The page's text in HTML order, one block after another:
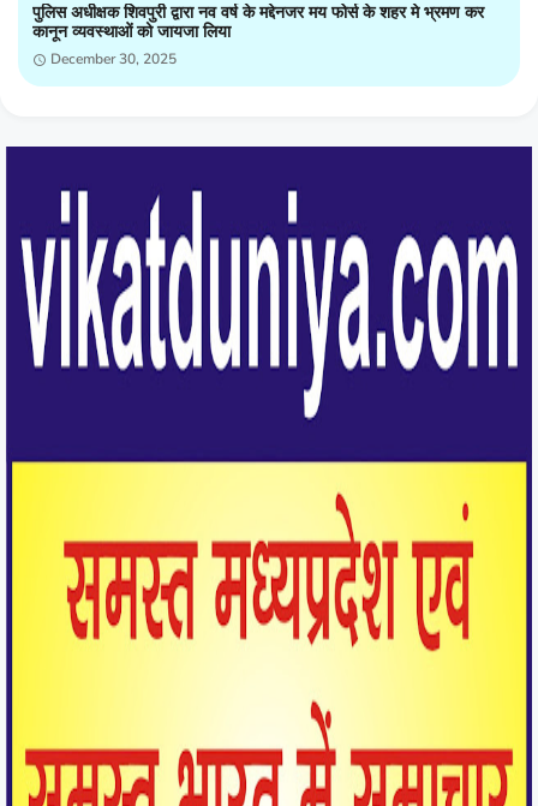
पुलिस अधीक्षक शिवपुरी द्वारा नव वर्ष के मद्देनजर मय फोर्स के शहर मे भ्रमण कर
कानून व्यवस्थाओं को जायजा लिया
December 30, 2025